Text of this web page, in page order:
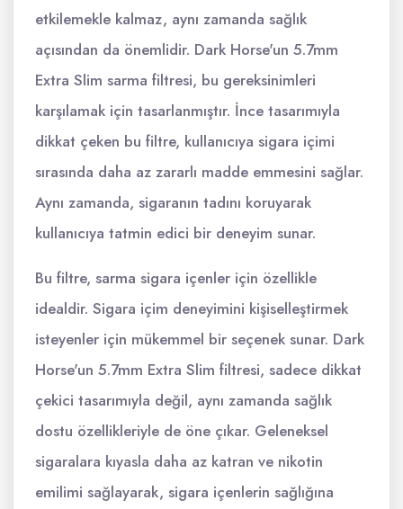
etkilemekle kalmaz, aynı zamanda sağlık
açısından da önemlidir. Dark Horse'un 5.7mm
Extra Slim sarma filtresi, bu gereksinimleri
karşılamak için tasarlanmıştır. İnce tasarımıyla
dikkat çeken bu filtre, kullanıcıya sigara içimi
sırasında daha az zararlı madde emmesini sağlar.
Aynı zamanda, sigaranın tadını koruyarak
kullanıcıya tatmin edici bir deneyim sunar.
Bu filtre, sarma sigara içenler için özellikle
idealdir. Sigara içim deneyimini kişiselleştirmek
isteyenler için mükemmel bir seçenek sunar. Dark
Horse'un 5.7mm Extra Slim filtresi, sadece dikkat
çekici tasarımıyla değil, aynı zamanda sağlık
dostu özellikleriyle de öne çıkar. Geleneksel
sigaralara kıyasla daha az katran ve nikotin
emilimi sağlayarak, sigara içenlerin sağlığına